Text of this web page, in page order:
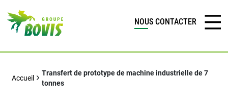
NOUS CONTACTER
Accueil
Transfert de prototype de machine industrielle de 7
tonnes